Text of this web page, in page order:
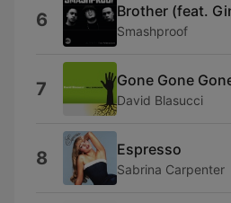
6 Brother (feat.
Smashproof
7 Gone Gone
David Blasucci
8 Espresso
Sabrina Carpenter